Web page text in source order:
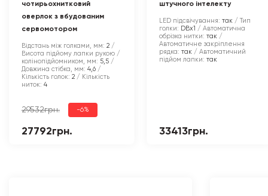
чотирьохнитковий
оверлок з вбудованим
сервомотором
Відстань між голками, мм: 2
Висота підйому лапки рукою /
колінопідйомником, мм: 5,5
Довжина стібка, мм: 4,6
Кількість голок: 2
Кількість
ниток: 4
29532грн. -6%
27792грн.
штучного інтелекту
LED підсвічування: так
Тип
голки: DBx1
Автоматична
обрізка нитки: так
Автоматичне закріплення
рядка: так
Автоматичний
підйом лапки: так
33413грн.